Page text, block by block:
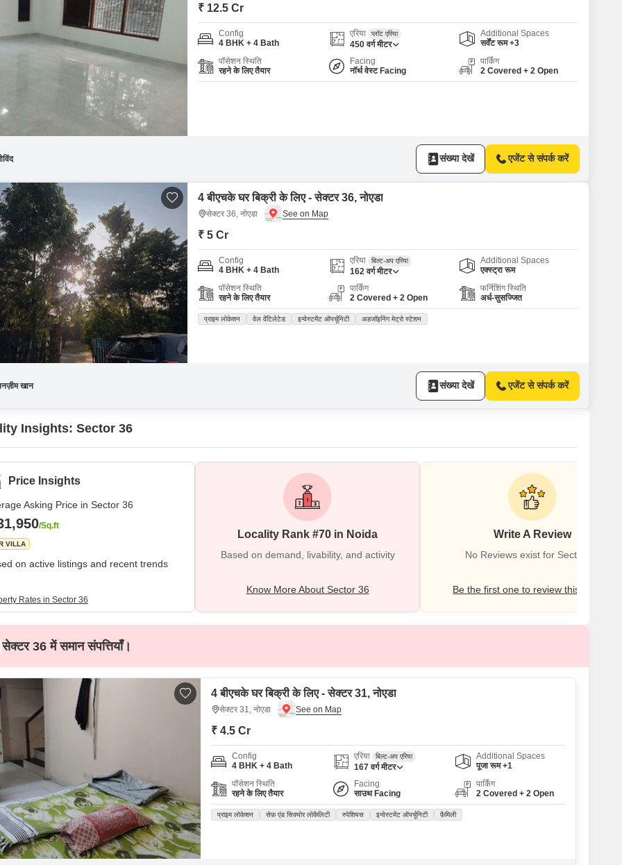
False Ceiling Design
TV Unit Design
Wall Paint Design
Wall Design
Window Design
Tiles Design
Kitchen False Ceiling Design
Staircase Design
Door Design
Crockery Unit Design
Study Room Design
Mortgage Partnerships
SuperAgent Pro
₹ 12.5 Cr
Config
4 BHK + 4 Bath
एरिया प्लॉट एरिया
450 वर्ग मीटर
Additional Spaces
सर्वेंट रूम +3
पॉसेशन स्थिति
रहने के लिए तैयार
Facing
नॉर्थ वेस्ट Facing
पार्किंग
2 Covered + 2 Open
संख्या देखें एजेंट से संपर्क करें
4 बीएचके घर बिक्री के लिए - सेक्टर 36, नोएडा
सेक्टर 36, नोएडा
₹ 5 Cr
Config
4 BHK + 4 Bath
एरिया बिल्ट-अप एरिया
162 वर्ग मीटर
Additional Spaces
एक्स्ट्रा रूम
पॉसेशन स्थिति
रहने के लिए तैयार
पार्किंग
2 Covered + 2 Open
फर्निशिंग स्थिति
अर्ध-सुसज्जित
प्राइम लोकेशन वेल वेंटिलेटेड इन्वेस्टमेंट ऑपर्चूनिटी अडजॉइनिंग मेट्रो स्टेशन
खान संख्या देखें एजेंट से संपर्क करें
Insights: Sector 36
Price Insights
Asking Price in Sector 36
/Sq.ft
VILLA
on active listings and recent trends
Rates in Sector 36
Locality Rank #70 in Noida
Based on demand, livability, and activity
Know More About Sector 36
Write A Review
No Reviews exist for Sector 36
Be the first one to review this locality
सेक्टर 36 में समान संपत्तियाँ।
4 बीएचके घर बिक्री के लिए - सेक्टर 31, नोएडा
सेक्टर 31, नोएडा
₹ 4.5 Cr
Config
4 BHK + 4 Bath
एरिया बिल्ट-अप एरिया
167 वर्ग मीटर
Additional Spaces
पूजा रूम +1
पॉसेशन स्थिति
रहने के लिए तैयार
Facing
साउथ Facing
पार्किंग
2 Covered + 2 Open
प्राइम लोकेशन सेफ़ एंड सिक्योर लोकैलिटी स्पेशियस इन्वेस्टमेंट ऑपर्चूनिटी फ़ैमिली